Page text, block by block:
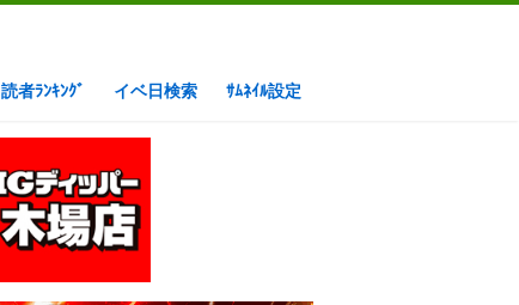
読者ﾗﾝｷﾝｸﾞ イベ日検索 ｻﾑﾈｲﾙ設定